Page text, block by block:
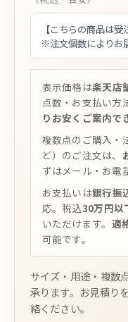
【こちらの商品は受
※注文個数によりお
表示価格は楽天店
点数・お支払い方
りお安くご案内で
複数点のご購入・
ど）のご注文は、
ずはメール・お電
お支払いは銀行振
応。税込30万円以
いただけます。 適
可能です。
サイズ・用途・複数
承ります。お見積り
絡ください。